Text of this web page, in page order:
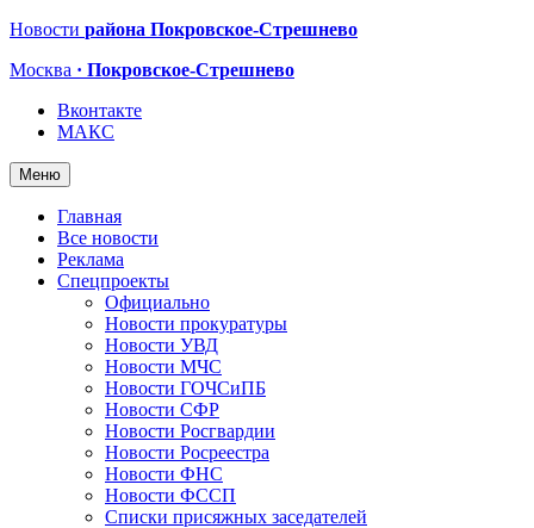
Новости района Покровское-Стрешнево
Москва · Покровское-Стрешнево
Вконтакте
МАКС
Меню
Главная
Все новости
Реклама
Спецпроекты
Официально
Новости прокуратуры
Новости УВД
Новости МЧС
Новости ГОЧСиПБ
Новости СФР
Новости Росгвардии
Новости Росреестра
Новости ФНС
Новости ФССП
Списки присяжных заседателей